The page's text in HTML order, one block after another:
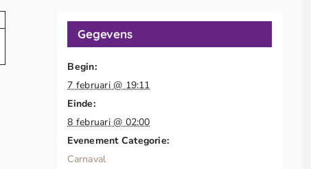
Gegevens
Begin:
7 februari @ 19:11
Einde:
8 februari @ 02:00
Evenement Categorie:
Carnaval